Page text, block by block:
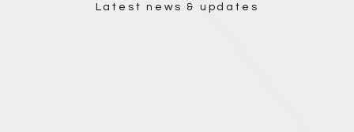
Latest news & updates